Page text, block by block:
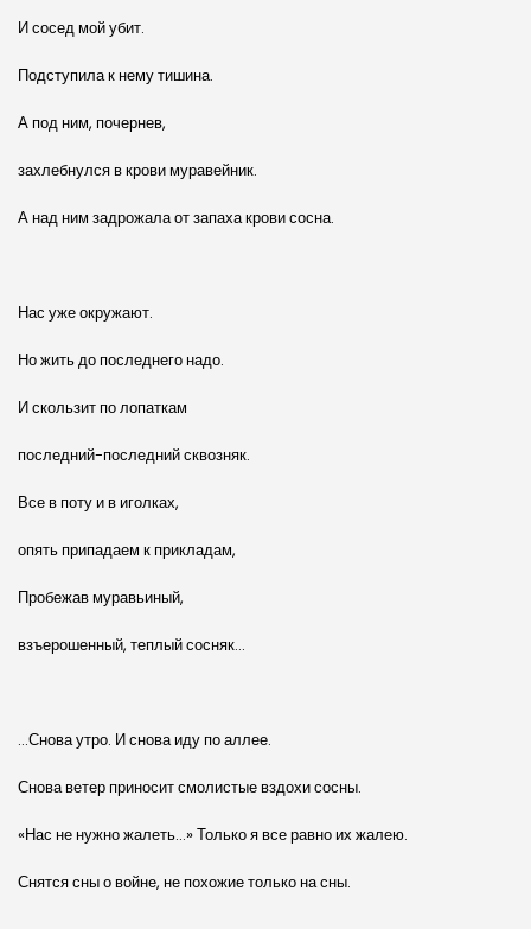
И сосед мой убит.
Подступила к нему тишина.
А под ним, почернев,
захлебнулся в крови муравейник.
А над ним задрожала от запаха крови сосна.
Нас уже окружают.
Но жить до последнего надо.
И скользит по лопаткам
последний-последний сквозняк.
Все в поту и в иголках,
опять припадаем к прикладам,
Пробежав муравьиный,
взъерошенный, теплый сосняк…
…Снова утро. И снова иду по аллее.
Снова ветер приносит смолистые вздохи сосны.
«Нас не нужно жалеть…» Только я все равно их жалею.
Снятся сны о войне, не похожие только на сны.